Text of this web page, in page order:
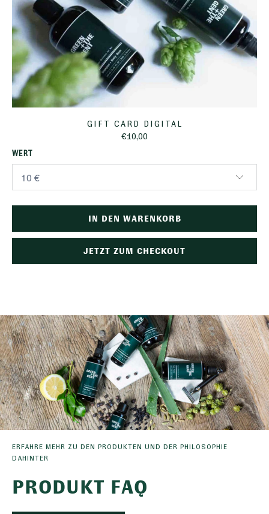
GIFT CARD DIGITAL
€10,00
WERT
IN DEN WARENKORB
JETZT ZUM CHECKOUT
ERFAHRE MEHR ZU DEN PRODUKTEN UND DER PHILOSOPHIE
DAHINTER
PRODUKT FAQ